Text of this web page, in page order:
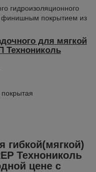
гидроизоляционного
финишным покрытием из
для мягкой
Технониколь
гибкой(мягкой)
Технониколь
цене с